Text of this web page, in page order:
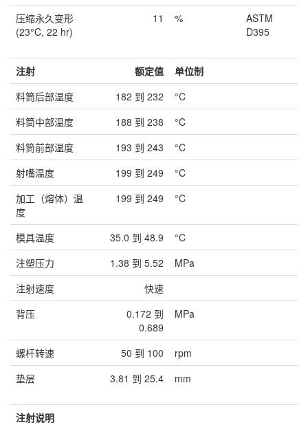
压缩永久变形
(23°C, 22 hr)
11 %
ASTM
D395
注射 额定值
单位制
料筒后部温度
182 到 232
°C
料筒中部温度
188 到 238
°C
料筒前部温度
193 到 243
°C
射嘴温度
199 到 249
°C
加工（熔体）温
度
199 到 249 °C
模具温度 35.0 到 48.9
°C
注塑压力
1.38 到 5.52
MPa
注射速度
快速
背压
0.172 到
0.689
MPa
螺杆转速 50 到 100
rpm
垫层
3.81 到 25.4 mm
注射说明